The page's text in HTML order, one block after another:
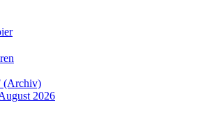
(Archiv)
2026